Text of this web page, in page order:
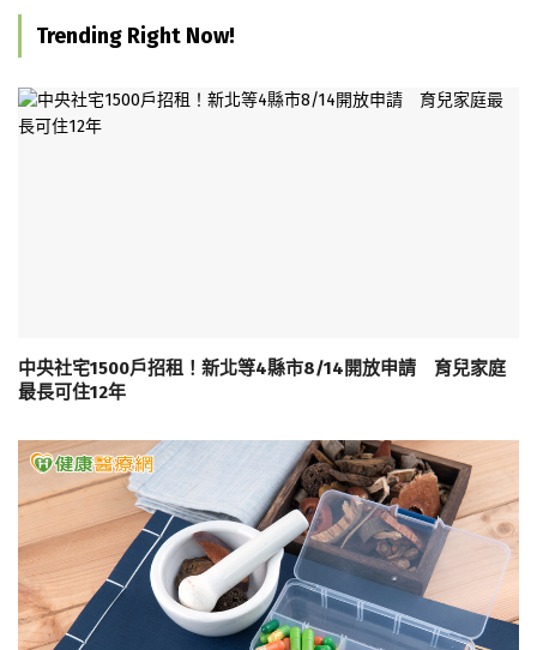
Trending Right Now!
中央社宅1500戶招租！新北等4縣市8/14開放申請 育兒家庭
最長可住12年